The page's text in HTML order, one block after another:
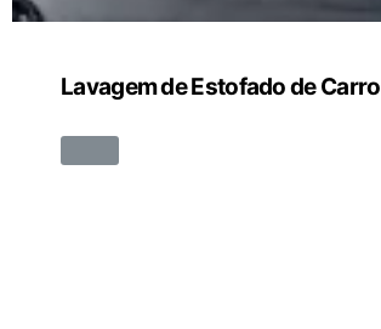
Lavagem de Estofado de Carro